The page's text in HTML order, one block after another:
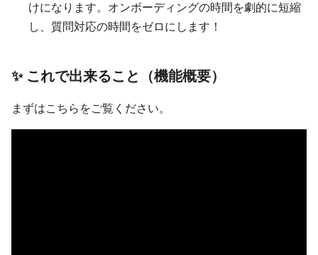
けになります。オンボーディングの時間を劇的に短縮
し、質問対応の時間をゼロにします！
✨ これで出来ること（機能概要）
まずはこちらをご覧ください。